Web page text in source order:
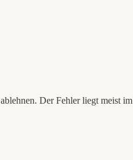
ablehnen. Der Fehler liegt meist im